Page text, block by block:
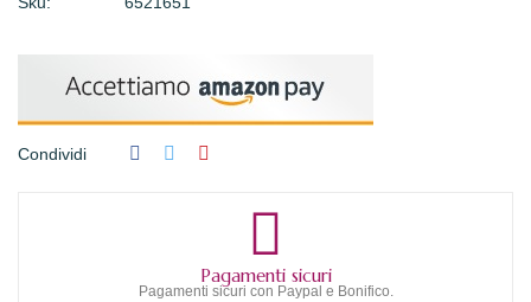
Condividi
Pagamenti sicuri
Pagamenti sicuri con Paypal e Bonifico.